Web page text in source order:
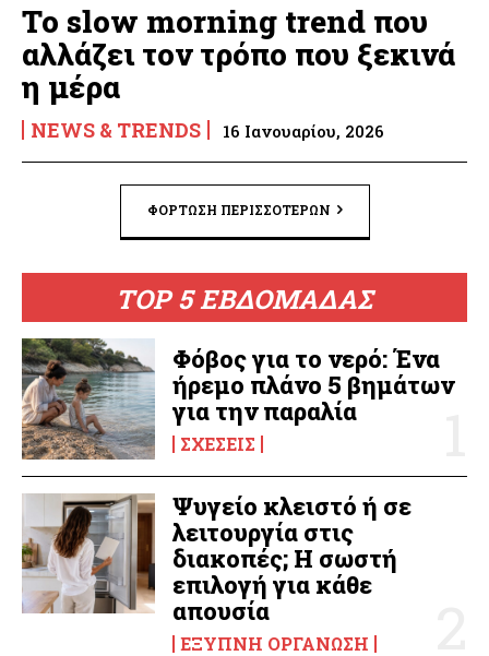
Το slow morning trend που
αλλάζει τον τρόπο που ξεκινά
η μέρα
NEWS & TRENDS 16 Ιανουαρίου, 2026
ΦΌΡΤΩΣΗ ΠΕΡΙΣΣΟΤΈΡΩΝ
TOP 5 ΕΒΔΟΜΑΔΑΣ
Φόβος για το νερό: Ένα
ήρεμο πλάνο 5 βημάτων
για την παραλία
ΣΧΈΣΕΙΣ
Ψυγείο κλειστό ή σε
λειτουργία στις
διακοπές; Η σωστή
επιλογή για κάθε
απουσία
ΈΞΥΠΝΗ ΟΡΓΆΝΩΣΗ